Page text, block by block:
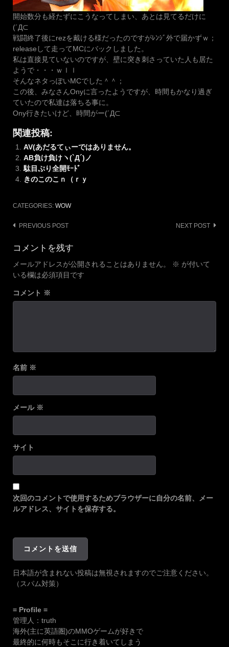
開始数分も経たずにこうなってしまい、あとは見てるだけに
(´Д⊂
戦闘終了後にrezを戴ける様だったのですがﾚﾝｼﾞ外で届かずｗ；
releaseして走ってMCにバックしました。
私は直接見ていないのですが、壁に突き刺さっていた人も居た
ようで・・・ｗｌｌ
そんなネタっぽいMCでした＾＾；
この後、みなさんOnyに言ったようですが、時間もかなり過ぎ
ていたので私達は落ちる事に。
Ony行きたいけど、時間がー(´Д⊂
関連投稿:
AV(あだるてぃーではありません。
AB負け負けヽ(`Д´)ノ
駄目ぷり全開ﾓｰﾄﾞ
きのこのこｎ（ｒｙ
CATEGORIES: WOW
Post
navigation
PREVIOUS POST NEXT POST
コメントを残す
メールアドレスが公開されることはありません。 ※ が付いて
いる欄は必須項目です
コメント ※
名前 ※
メール ※
サイト
次回のコメントで使用するためブラウザーに自分の名前、メー
ルアドレス、サイトを保存する。
日本語が含まれない投稿は無視されますのでご注意ください。
（スパム対策）
= Profile =
管理人：truth
海外(主に英語圏)のMMOゲームが好きで
最終的に何時もそこに行き着いてしまう